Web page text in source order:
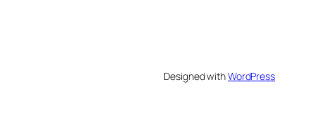
Designed withWordPress